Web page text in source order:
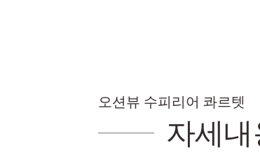
오션뷰 수피리어 콰르텟
자세내